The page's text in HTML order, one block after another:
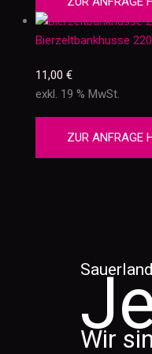
Bierzeltbankhusse
11,00 €
exkl. 19 % MwSt.
ZUR ANFRAGE
Wir